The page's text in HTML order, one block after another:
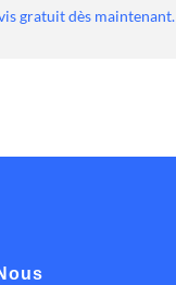
gratuit dès maintenant.